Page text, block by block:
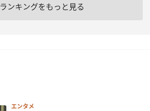
ランキングをもっと見る
エンタメ